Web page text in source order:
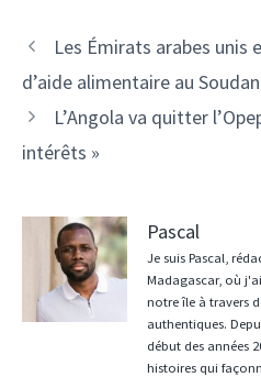
Navigation
des
Les Émirats arabes unis
d’aide alimentaire au
L’Angola va quitter
intérêts »
Pascal
Je suis Pascal,
Madagascar, où
notre île à travers
authentiques.
début des années
histoires qui